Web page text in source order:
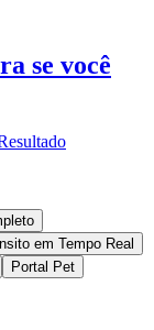
se você
em Tempo Real
Portal Pet